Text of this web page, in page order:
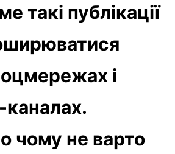
такі публікації
і
чому не варто